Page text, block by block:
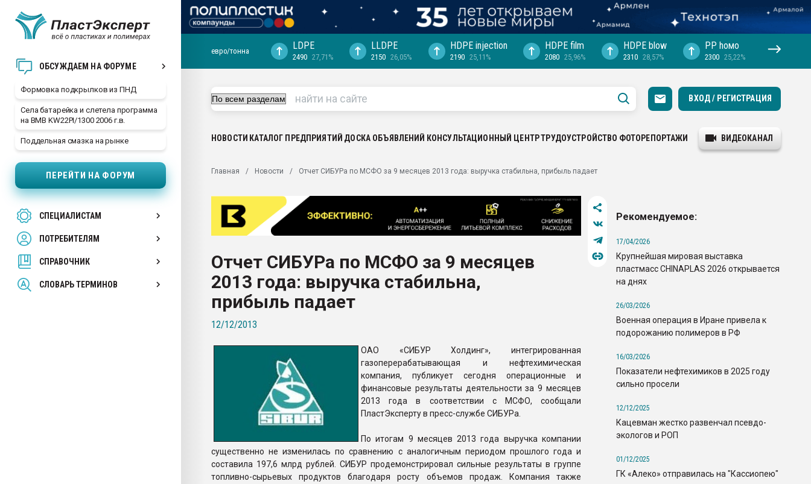
ОБСУЖДАЕМ НА ФОРУМЕ
Формовка подкрылков из ПНД
Села батарейка и слетела программа
на BMB KW22PI/1300 2006 г.в.
Поддельная смазка на рынке
ПЕРЕЙТИ НА ФОРУМ
СПЕЦИАЛИСТАМ
ПОТРЕБИТЕЛЯМ
СПРАВОЧНИК
СЛОВАРЬ ТЕРМИНОВ
29.07.2026 ФРП помог "Ижевскому
Вакуум-формовочные машины:
28.07.2026 Автоматизация выходит на
первый план в переработке
пластмасс
ситуацией на строительном рынке
Всё, что касается выдува ПЭТ
бутылок
ПЕРЕЙТИ НА ФОРУМ
евро/тонна LDPE
2490 27,71%
LLDPE
2150 26,05%
HDPE injection
2190 25,11%
HDPE film
2080 25,96%
HDPE blow
2310 28,57%
PP hомо
2300 25,22%
ВХОД / РЕГИСТРАЦИЯ
НОВОСТИ КАТАЛОГ ПРЕДПРИЯТИЙ ДОСКА ОБЪЯВЛЕНИЙ КОНСУЛЬТАЦИОННЫЙ ЦЕНТРТРУДОУСТРОЙСТВО ФОТОРЕПОРТАЖИ ВИДЕОКАНАЛ
Главная Новости Отчет СИБУРа по МСФО за 9 месяцев 2013 года: выручка стабильна, прибыль падает
Отчет СИБУРа по МСФО за 9 месяцев
2013 года: выручка стабильна,
прибыль падает
12/12/2013
ОАО «СИБУР Холдинг», интегрированная
газоперерабатывающая и нефтехимическая
компания, публикует сегодня операционные и
финансовые результаты деятельности за 9 месяцев
2013 года в соответствии с МСФО, сообщали
ПластЭксперту в пресс-службе СИБУРа.
По итогам 9 месяцев 2013 года выручка компании
существенно не изменилась по сравнению с аналогичным периодом прошлого года и
составила 197,6 млрд рублей. СИБУР продемонстрировал сильные результаты в группе
топливно-сырьевых продуктов благодаря росту объемов продаж. Компания также
Рекомендуемое:
17/04/2026
Крупнейшая мировая выставка
пластмасс CHINAPLAS 2026 открывается
на днях
26/03/2026
Военная операция в Иране привела к
подорожанию полимеров в РФ
16/03/2026
Показатели нефтехимиков в 2025 году
сильно просели
12/12/2025
Кацевман жестко развенчал псевдо-
экологов и РОП
01/12/2025
ГК «Алеко» отправилась на "Кассиопею"